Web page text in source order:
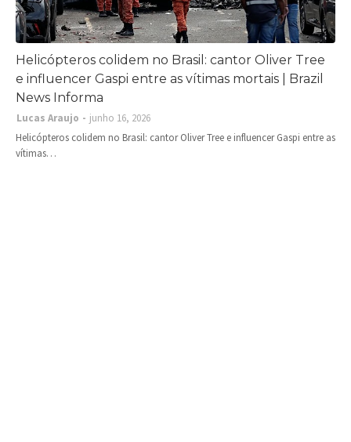
Helicópteros colidem no Brasil: cantor Oliver Tree
e influencer Gaspi entre as vítimas mortais | Brazil
News Informa
Lucas Araujo
junho 16, 2026
Helicópteros colidem no Brasil: cantor Oliver Tree e influencer Gaspi entre as
vítimas…